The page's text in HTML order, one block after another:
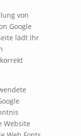
von
Google
lädt Ihr
Website